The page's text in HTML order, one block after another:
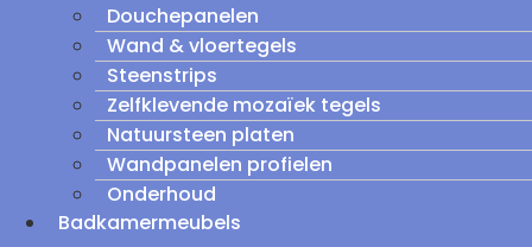
Douchepanelen
Wand & vloertegels
Steenstrips
Zelfklevende mozaïek tegels
Natuursteen platen
Wandpanelen profielen
Onderhoud
Badkamermeubels